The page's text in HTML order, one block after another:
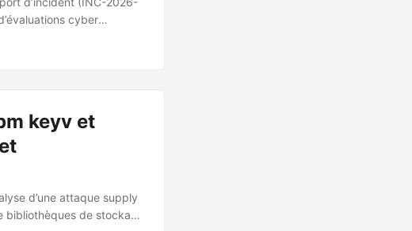
cyber
v1” et “Doing Life v2”).
keyv et
d’une attaque supply
de stockage